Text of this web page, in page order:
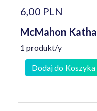
6,00 PLN
McMahon
1 produkt/y
Dodaj do Koszyka